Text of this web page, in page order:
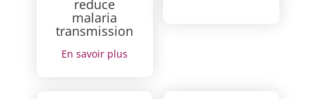
reduce
malaria
transmission
En savoir plus